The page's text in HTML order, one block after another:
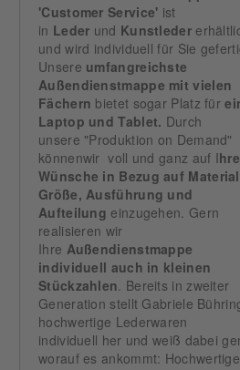
'Customer Service' ist
in Leder und Kunstleder
und wird individuell für Sie
Unsere umfangreichste
Außendienstmappe mit vielen
Fächern bietet sogar Platz für
Laptop und Tablet. Durch
unsere "Produktion on Demand"
könnenwir voll und ganz auf Ihre
Wünsche in Bezug auf
Größe, Ausführung und
Aufteilung einzugehen. Gern
realisieren wir
Ihre Außendienstmappe
individuell auch in kleinen
Stückzahlen. Bereits in zweiter
Generation stellt Gabriele
hochwertige Lederwaren
individuell her und weiß dabei
worauf es ankommt: